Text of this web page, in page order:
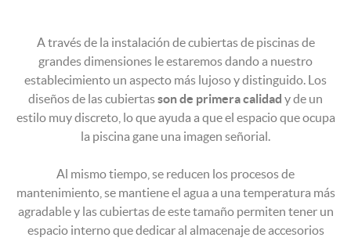
A través de la instalación de cubiertas de piscinas de
grandes dimensiones le estaremos dando a nuestro
establecimiento un aspecto más lujoso y distinguido. Los
diseños de las cubiertasson de primera calidad y de un
estilo muy discreto, lo que ayuda a que el espacio que ocupa
la piscina gane una imagen señorial.
Al mismo tiempo, se reducen los procesos de
mantenimiento, se mantiene el agua a una temperatura más
agradable y las cubiertas de este tamaño permiten tener un
espacio interno que dedicar al almacenaje de accesorios